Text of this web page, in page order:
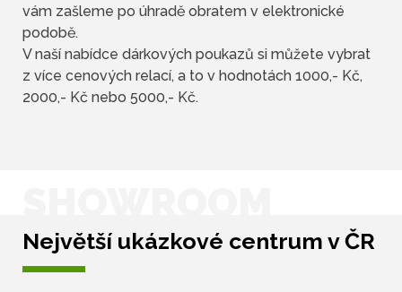
vám zašleme po úhradě obratem v elektronické
podobě.
V naší nabídce dárkových poukazů si můžete vybrat
z více cenových relací, a to v hodnotách 1000,- Kč,
2000,- Kč nebo 5000,- Kč.
Největší ukázkové centrum v ČR